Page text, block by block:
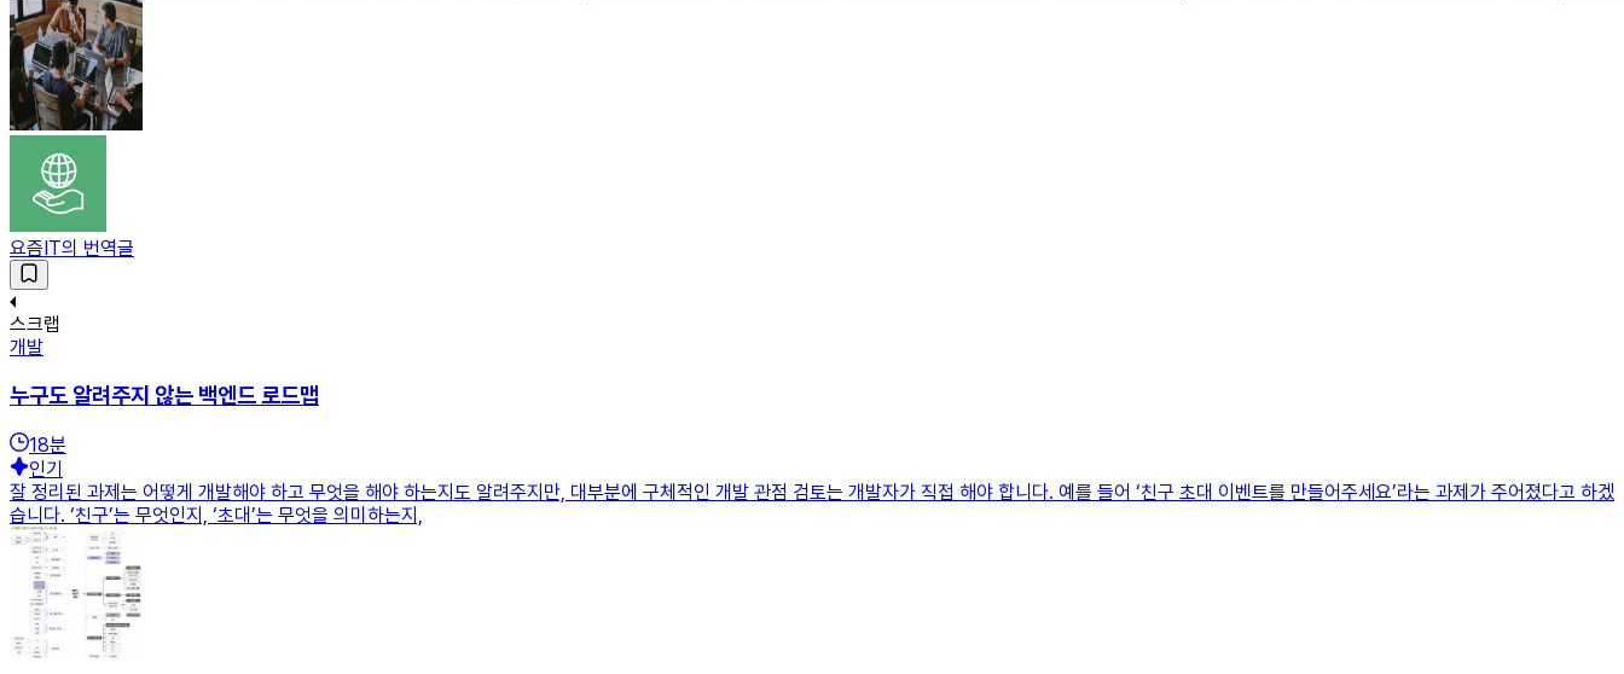
요즘IT의 번역글
스크랩
개발
누구도 알려주지 않는 백엔드 로드맵
18분
인기
잘 정리된 과제는 어떻게 개발해야 하고 무엇을 해야 하는지도 알려주지만, 대부분에 구체적인 개발 관점 검토는 개발자가 직접 해야 합니다. 예를 들어 ‘친구 초대 이벤트를 만들어주세요’라는 과제가 주어졌다고 하겠
습니다. ‘친구’는 무엇인지, ‘초대’는 무엇을 의미하는지,